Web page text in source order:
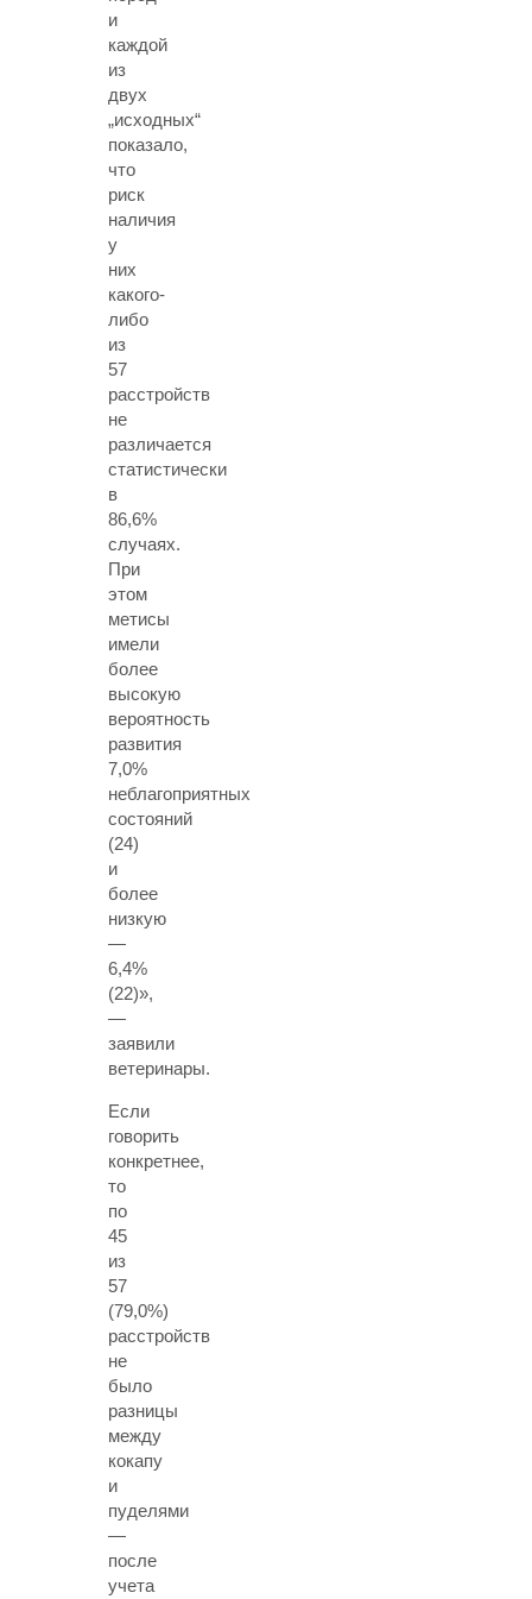
и
каждой
из
двух
„исходных“
показало,
что
риск
наличия
у
них
какого-
либо
из
57
расстройств
не
различается
статистически
в
86,6%
случаях.
При
этом
метисы
имели
более
высокую
вероятность
развития
7,0%
неблагоприятных
состояний
(24)
и
более
низкую
—
6,4%
(22)»,
—
заявили
ветеринары.
Если
говорить
конкретнее,
то
по
45
из
57
(79,0%)
расстройств
не
было
разницы
между
кокапу
и
пуделями
—
после
учета